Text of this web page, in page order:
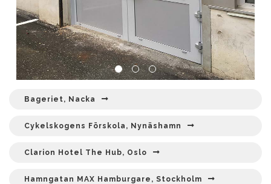
Bageriet, Nacka
Cykelskogens Förskola, Nynäshamn
Clarion Hotel The Hub, Oslo
Hamngatan MAX Hamburgare, Stockholm